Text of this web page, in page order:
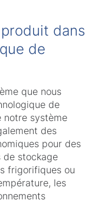
dans
de
que nous
de
notre système
des
pour des
de stockage
frigorifiques ou
les